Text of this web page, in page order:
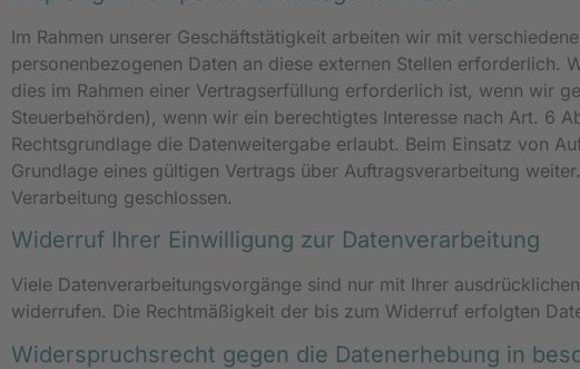
Im Rahmen unserer Geschäftstätigkeit arbeiten wir mit
personenbezogenen Daten an diese externen Stellen erforderlich.
dies im Rahmen einer Vertragserfüllung erforderlich ist, wenn wir
Steuerbehörden), wenn wir ein berechtigtes Interesse nach Art. 6
Rechtsgrundlage die Datenweitergabe erlaubt. Beim Einsatz von
Grundlage eines gültigen Vertrags über Auftragsverarbeitung
Verarbeitung geschlossen.
Widerruf Ihrer Einwilligung zur Datenverarbeitung
Viele Datenverarbeitungsvorgänge sind nur mit Ihrer
widerrufen. Die Rechtmäßigkeit der bis zum Widerruf erfolgten
Widerspruchsrecht gegen die Datenerhebung in